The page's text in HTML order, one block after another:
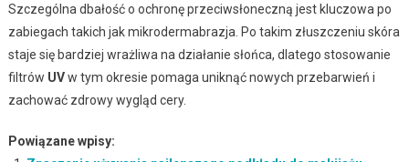
Szczególna dbałość o ochronę przeciwsłoneczną jest kluczowa po
zabiegach takich jak mikrodermabrazja. Po takim złuszczeniu skóra
staje się bardziej wrażliwa na działanie słońca, dlatego stosowanie
filtrów UVw tym okresie pomaga uniknąć nowych przebarwień i
zachować zdrowy wygląd cery.
Powiązane wpisy: